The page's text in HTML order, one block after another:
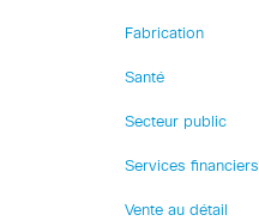
Fabrication
Santé
Secteur public
Services financiers
Vente au détail